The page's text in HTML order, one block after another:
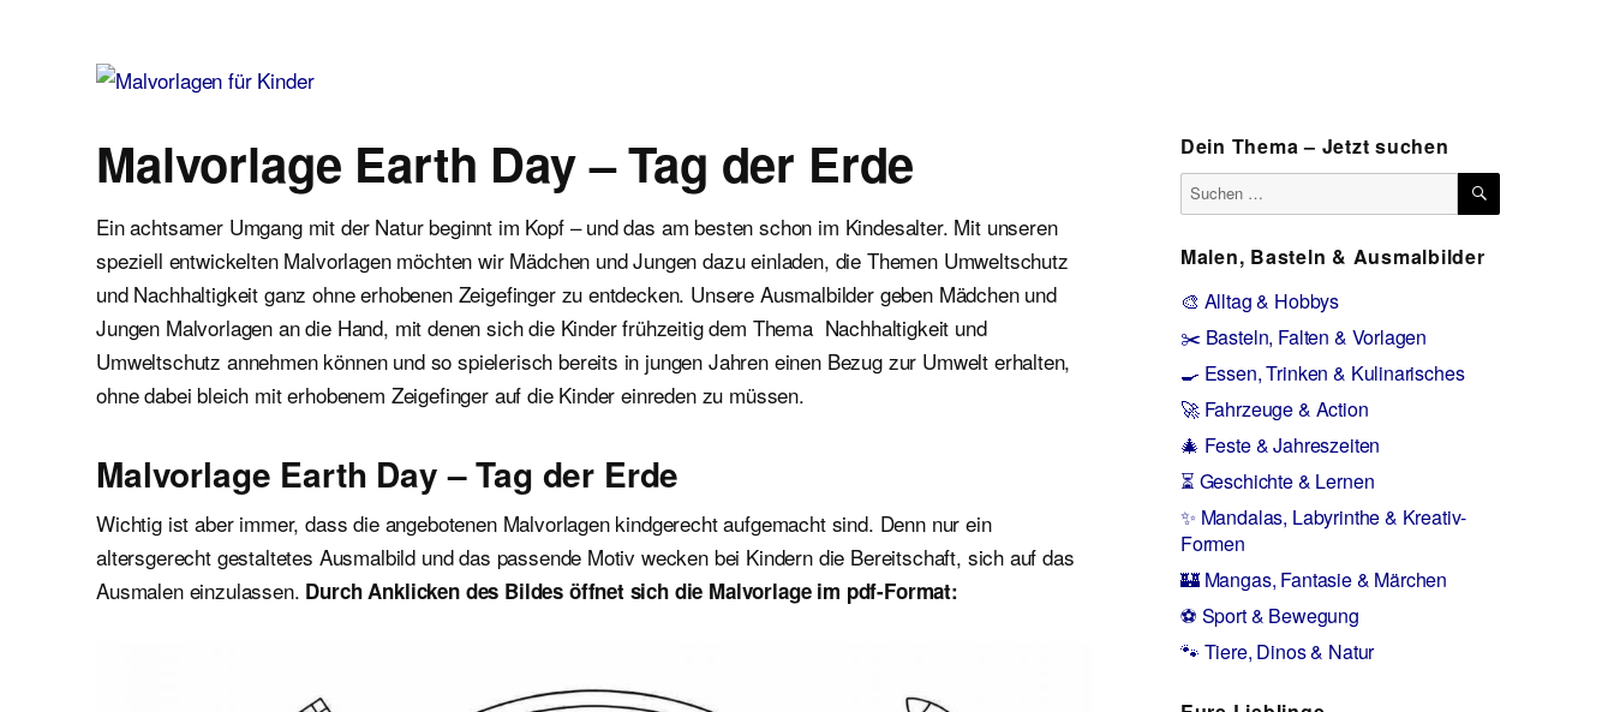
Malvorlage Earth Day – Tag der Erde
Ein achtsamer Umgang mit der Natur beginnt im Kopf – und das am besten schon im Kindesalter. Mit unseren
speziell entwickelten Malvorlagen möchten wir Mädchen und Jungen dazu einladen, die Themen Umweltschutz
und Nachhaltigkeit ganz ohne erhobenen Zeigefinger zu entdecken. Unsere Ausmalbilder geben Mädchen und
Jungen Malvorlagen an die Hand, mit denen sich die Kinder frühzeitig dem Thema Nachhaltigkeit und
Umweltschutz annehmen können und so spielerisch bereits in jungen Jahren einen Bezug zur Umwelt erhalten,
ohne dabei bleich mit erhobenem Zeigefinger auf die Kinder einreden zu müssen.
Malvorlage Earth Day – Tag der Erde
Wichtig ist aber immer, dass die angebotenen Malvorlagen kindgerecht aufgemacht sind. Denn nur ein
altersgerecht gestaltetes Ausmalbild und das passende Motiv wecken bei Kindern die Bereitschaft, sich auf das
Ausmalen einzulassen. Durch Anklicken des Bildes öffnet sich die Malvorlage im pdf-Format:
Dein Thema – Jetzt suchen
Suchen
nach:
SUCHEN
Malen, Basteln & Ausmalbilder
🎨 Alltag & Hobbys
✂️ Basteln, Falten & Vorlagen
🍳 Essen, Trinken & Kulinarisches
🚀 Fahrzeuge & Action
🎄 Feste & Jahreszeiten
⏳ Geschichte & Lernen
✨ Mandalas, Labyrinthe & Kreativ-
Formen
🏰 Mangas, Fantasie & Märchen
⚽ Sport & Bewegung
🐾 Tiere, Dinos & Natur